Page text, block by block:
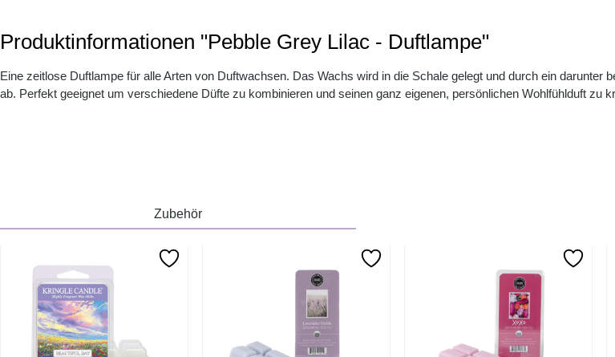
Produktinformationen "Pebble Grey Lilac - Duftlampe"
Eine zeitlose Duftlampe für alle Arten von Duftwachsen. Das Wachs wird in die Schale gelegt und durch ein
ab. Perfekt geeignet um verschiedene Düfte zu kombinieren und seinen ganz eigenen, persönlichen Wohlfühlduft zu
Zubehör